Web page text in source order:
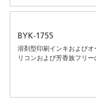
BYK-1755
溶剤型印刷インキおよび
リコンおよび芳香族フリ